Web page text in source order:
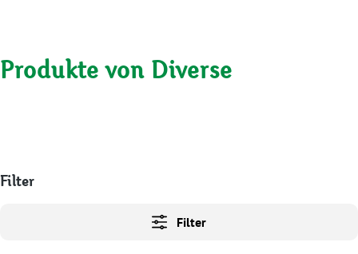
Produkte von Diverse
Filter
Filter